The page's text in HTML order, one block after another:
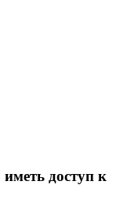
доступ к